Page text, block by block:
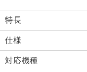
特長
仕様
対応機種